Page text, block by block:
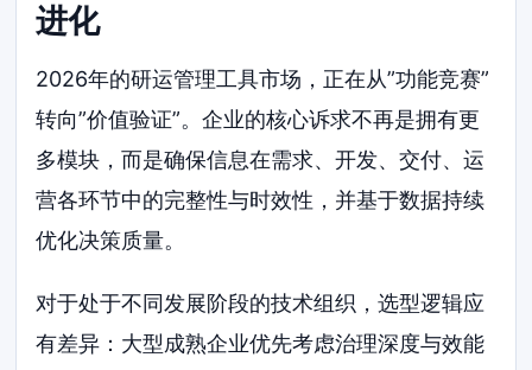
进化
2026年的研运管理工具市场，正在从”功能竞赛”
转向”价值验证”。企业的核心诉求不再是拥有更
多模块，而是确保信息在需求、开发、交付、运
营各环节中的完整性与时效性，并基于数据持续
优化决策质量。
对于处于不同发展阶段的技术组织，选型逻辑应
有差异：大型成熟企业优先考虑治理深度与效能